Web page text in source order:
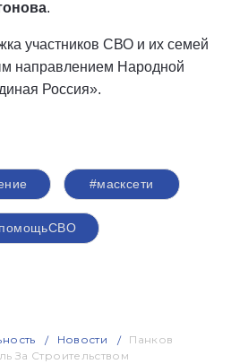
.
участников СВО и их семей
направлением Народной
Россия».
#масксети
Новости
Панков
За Строительством